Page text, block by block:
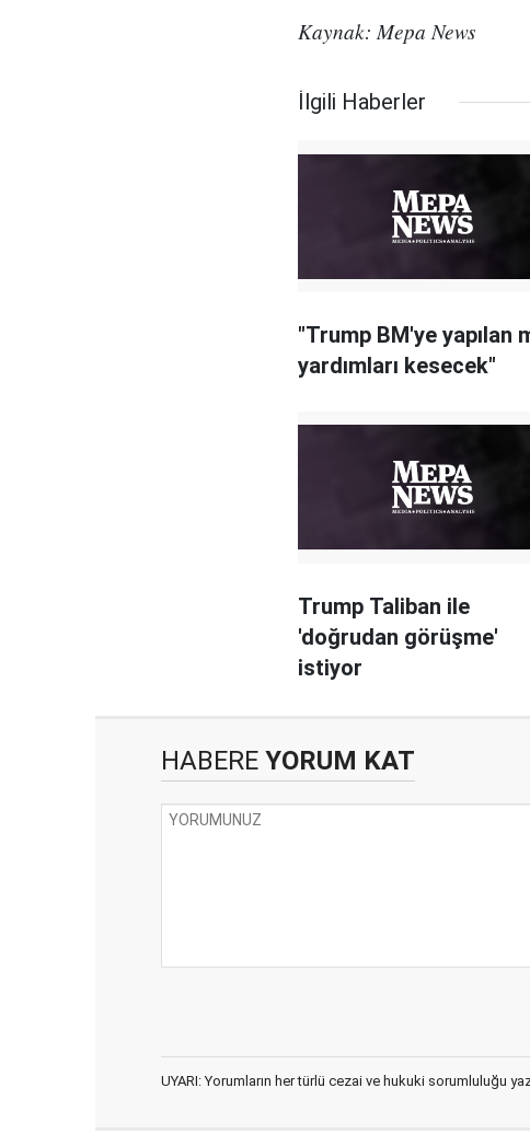
Kaynak: Mepa News
İlgili Haberler
"Trump BM'ye yapılan
yardımları kesecek"
Trump Taliban ile
'doğrudan görüşme'
istiyor
HABERE YORUM KAT
UYARI: Yorumların her türlü cezai ve hukuki sorumluluğu